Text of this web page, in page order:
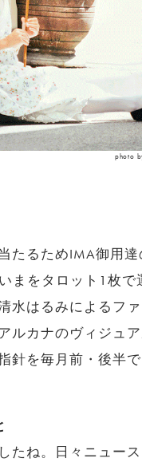
photo
たるためIMA御用達
まをタロット1枚で
水はるみによるフ
ルカナのヴィジュ
針を毎月前・後半
たね。日々ニュー